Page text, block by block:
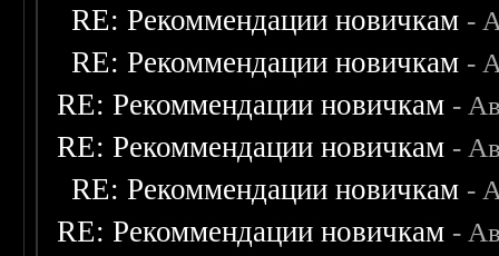
RE: Рекоммендации новичкам -
RE: Рекоммендации новичкам -
RE: Рекоммендации новичкам -
RE: Рекоммендации новичкам -
RE: Рекоммендации новичкам -
RE: Рекоммендации новичкам -